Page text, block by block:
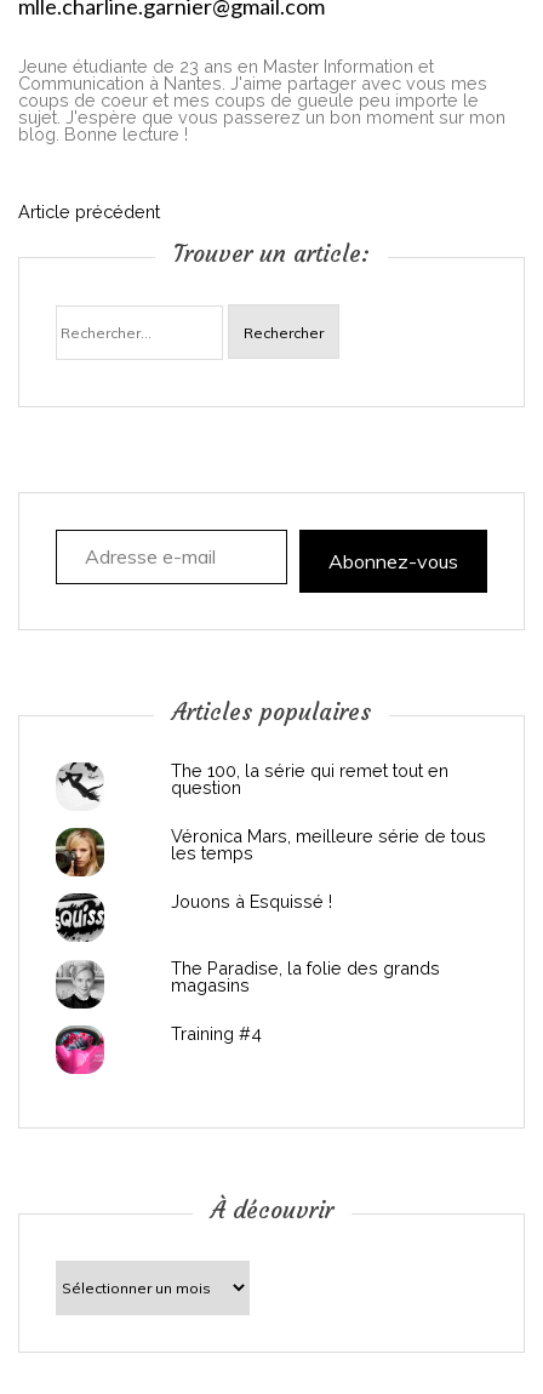
mlle.charline.garnier@gmail.com
Jeune étudiante de 23 ans en Master Information et
Communication à Nantes. J'aime partager avec vous mes
coups de coeur et mes coups de gueule peu importe le
sujet. J'espère que vous passerez un bon moment sur mon
blog. Bonne lecture !
N
i
a
n
c
Article précédent
Trouver un article:
Rechercher :
Adresse e-mail
Abonnez-vous
Articles populaires
The 100, la série qui remet tout en
question
Véronica Mars, meilleure série de tous
les temps
Jouons à Esquissé !
The Paradise, la folie des grands
magasins
Training #4
À découvrir
découvrir